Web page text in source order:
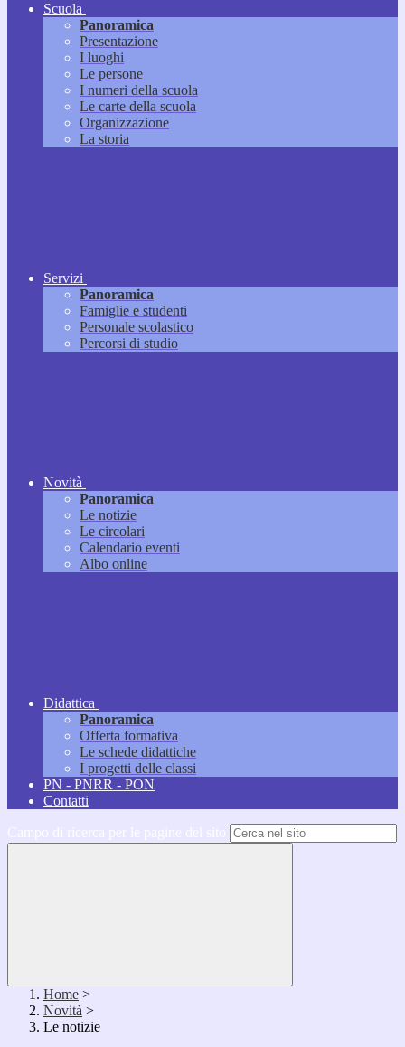
Scuola
Panoramica
Presentazione
I luoghi
Le persone
I numeri della scuola
Le carte della scuola
Organizzazione
La storia
Servizi
Panoramica
Famiglie e studenti
Personale scolastico
Percorsi di studio
Novità
Panoramica
Le notizie
Le circolari
Calendario eventi
Albo online
Didattica
Panoramica
Offerta formativa
Le schede didattiche
I progetti delle classi
PN - PNRR - PON
Contatti
Home >
Novità >
Le notizie